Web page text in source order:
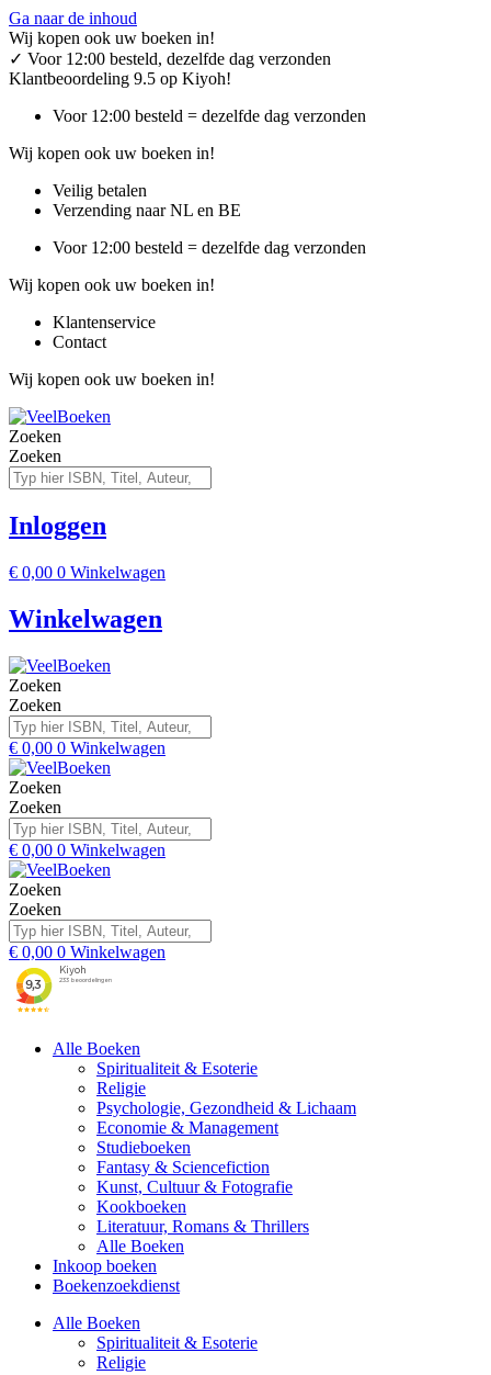
Ga naar de inhoud
Wij kopen ook uw boeken in!
✓ Voor 12:00 besteld, dezelfde dag verzonden
Klantbeoordeling 9.5 op Kiyoh!
Voor 12:00 besteld = dezelfde dag verzonden
Wij kopen ook uw boeken in!
Veilig betalen
Verzending naar NL en BE
Voor 12:00 besteld = dezelfde dag verzonden
Wij kopen ook uw boeken in!
Klantenservice
Contact
Wij kopen ook uw boeken in!
Zoeken
Zoeken
Inloggen
€ 0,00 0 Winkelwagen
Winkelwagen
Zoeken
Zoeken
€ 0,00 0 Winkelwagen
Zoeken
Zoeken
€ 0,00 0 Winkelwagen
Zoeken
Zoeken
€ 0,00 0 Winkelwagen
Alle Boeken
Spiritualiteit & Esoterie
Religie
Psychologie, Gezondheid & Lichaam
Economie & Management
Studieboeken
Fantasy & Sciencefiction
Kunst, Cultuur & Fotografie
Kookboeken
Literatuur, Romans & Thrillers
Alle Boeken
Inkoop boeken
Boekenzoekdienst
Alle Boeken
Spiritualiteit & Esoterie
Religie